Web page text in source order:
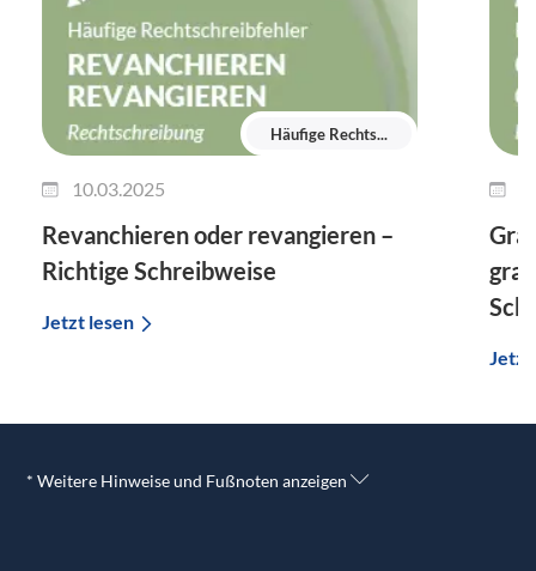
Häufige Rechts...
10.03.2025
Revanchieren oder revangieren –
Richtige Schreibweise
Jetzt lesen
* Weitere Hinweise und Fußnoten anzeigen